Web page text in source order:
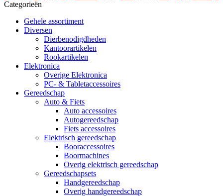
Categorieën
Gehele assortiment
Diversen
Dierbenodigdheden
Kantoorartikelen
Rookartikelen
Elektronica
Overige Elektronica
PC- & Tabletaccessoires
Gereedschap
Auto & Fiets
Auto accessoires
Autogereedschap
Fiets accessoires
Elektrisch gereedschap
Booraccessoires
Boormachines
Overig elektrisch gereedschap
Gereedschapsets
Handgereedschap
Overig handgereedschap